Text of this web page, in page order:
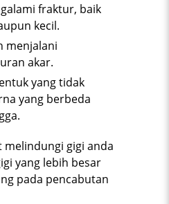
fraktur, baik
kecil.
menjalani
akar.
yang tidak
yang berbeda
melindungi gigi anda
yang lebih besar
pada pencabutan